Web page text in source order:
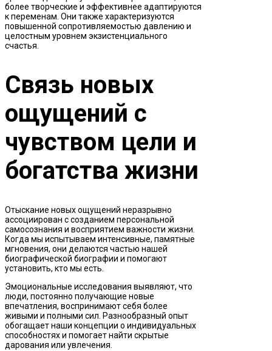
более творческие и эффективнее адаптируются
к переменам. Они также характеризуются
повышенной сопротивляемостью давлению и
целостным уровнем экзистенциального
счастья.
Связь новых
ощущений с
чувством цели и
богатства жизни
Отыскание новых ощущений неразрывно
ассоциирован с созданием персональной
самосознания и восприятием важности жизни.
Когда мы испытываем интенсивные, памятные
мгновения, они делаются частью нашей
биографической биографии и помогают
установить, кто мы есть.
Эмоциональные исследования выявляют, что
люди, постоянно получающие новые
впечатления, воспринимают себя более
живыми и полными сил. Разнообразный опыт
обогащает наши концепции о индивидуальных
способностях и помогает найти скрытые
дарования или увлечения.